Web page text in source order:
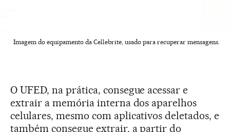
Imagem do equipamento da Cellebrite, usado para recuperar mensagens.
O UFED, na prática, consegue acessar e
extrair a memória interna dos aparelhos
celulares, mesmo com aplicativos deletados, e
também consegue extrair, a partir do